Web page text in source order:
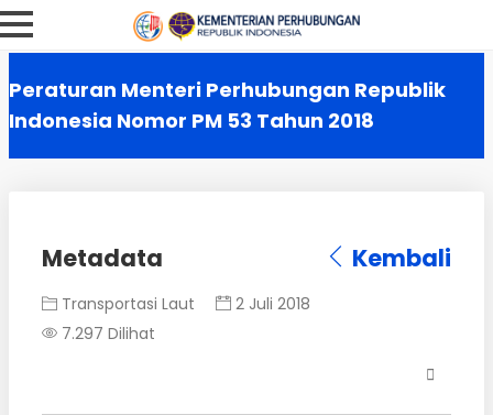
Peraturan Menteri Perhubungan Republik
Indonesia Nomor PM 53 Tahun 2018
Metadata Kembali
Transportasi Laut
2 Juli 2018
7.297 Dilihat